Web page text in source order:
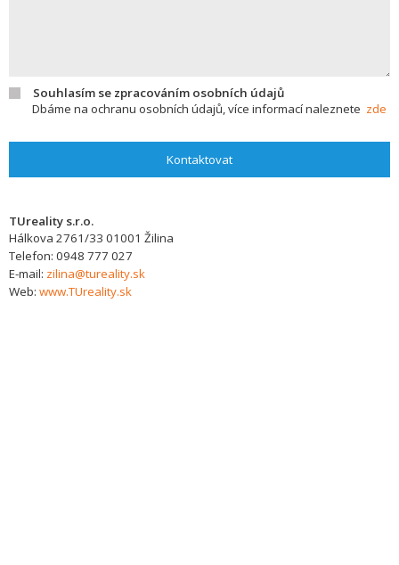
Souhlasím se zpracováním osobních údajů
Dbáme na ochranu osobních údajů, více informací naleznete zde
Kontaktovat
TUreality s.r.o.
Hálkova 2761/33 01001 Žilina
Telefon: 0948 777 027
E-mail: zilina@tureality.sk
Web: www.TUreality.sk